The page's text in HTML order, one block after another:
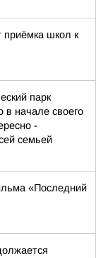
приёмка школ к
парк
в начале своего
-
семьей
«Последний